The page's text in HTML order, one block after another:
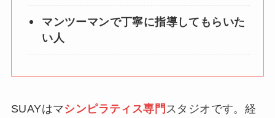
マンツーマンで丁寧に指導してもらいた
い人
SUAYはマシンピラティス専門 スタジオです。経